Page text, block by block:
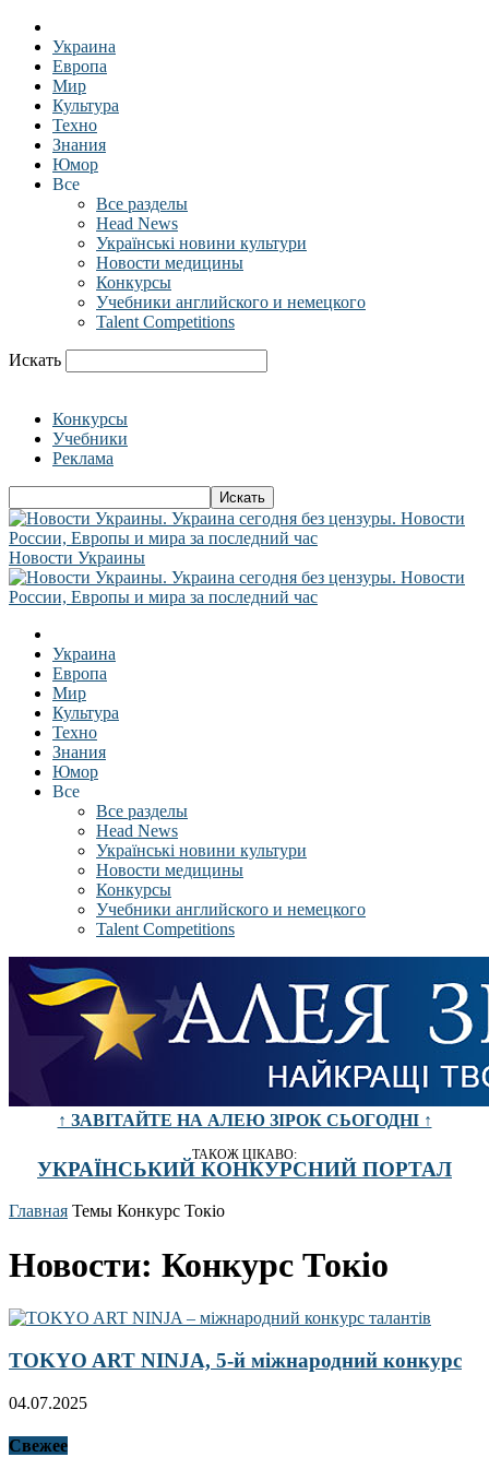
Украина
Европа
Мир
Культура
Техно
Знания
Юмор
Все
Все разделы
Head News
Українські новини культури
Новости медицины
Конкурсы
Учебники английского и немецкого
Talent Competitions
Искать
Конкурсы
Учебники
Реклама
Новости Украины
Украина
Европа
Мир
Культура
Техно
Знания
Юмор
Все
Все разделы
Head News
Українські новини культури
Новости медицины
Конкурсы
Учебники английского и немецкого
Talent Competitions
↑ ЗАВІТАЙТЕ НА АЛЕЮ ЗІРОК СЬОГОДНІ ↑
ТАКОЖ ЦІКАВО:
УКРАЇНСЬКИЙ КОНКУРСНИЙ ПОРТАЛ
Главная Темы Конкурс Токіо
Новости: Конкурс Токіо
TOKYO ART NINJA, 5-й міжнародний конкурс
04.07.2025
Свежее